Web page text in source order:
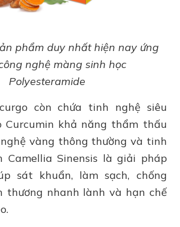
phẩm duy nhất hiện nay ứng
nghệ màng sinh học
Polyesteramide
còn chứa tinh nghệ siêu
Curcumin khả năng thẩm thấu
vàng thông thường và tinh
Sinensis là giải pháp
sát khuẩn, làm sạch, chống
thương nhanh lành và hạn chế